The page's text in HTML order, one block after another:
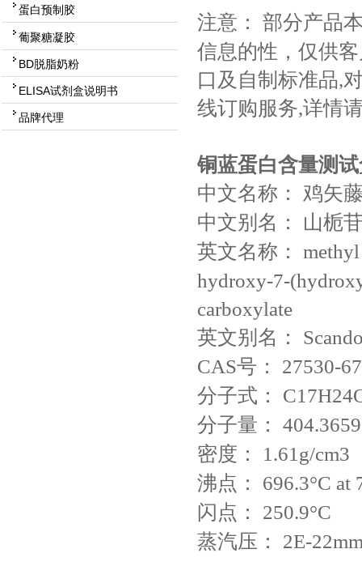
蛋白预制胶
葡聚糖凝胶
BD脱脂奶粉
ELISA试剂盒说明书
品牌代理
注意： 部分产品
信息的性，仅供
口及自制标准品,
线订购服务,详情
铜蓝蛋白含量测
中文名称：
鸡矢
中文别名：
山栀
英文名称：
hydroxy-7-
carboxylate
英文别名：
CAS号：
27530-
分子式：
分子量： 404.3659
密度：
1.61g/cm3
沸点：
696.3°C at
闪点：
250.9°C
蒸汽压：
2E-